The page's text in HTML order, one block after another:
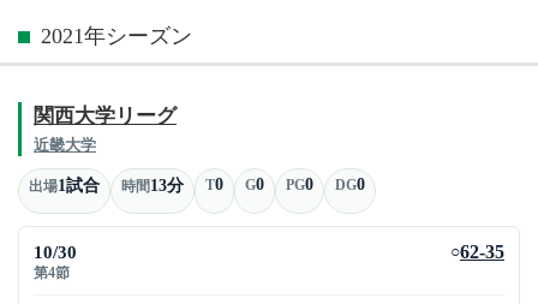
2021年シーズン
関西大学リーグ
近畿大学
出場1試合 時間13分 T0 G0 PG0 DG0
10/30
第4節
○62-35